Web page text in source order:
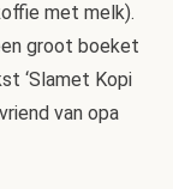
met melk).
groot boeket
‘Slamet Kopi
van opa